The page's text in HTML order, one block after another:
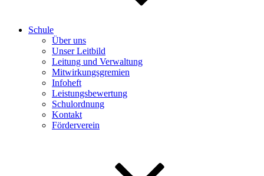
Schule
Über uns
Unser Leitbild
Leitung und Verwaltung
Mitwirkungsgremien
Infoheft
Leistungsbewertung
Schulordnung
Kontakt
Förderverein